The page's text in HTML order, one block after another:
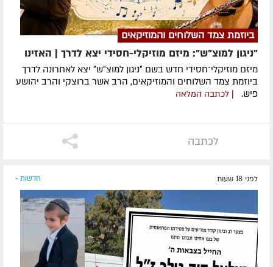
ביוזמת צמד השלוחים והמוזיקאים
"ניגון למוצ"ש": מיזם מוזיקלי-חסידי יצא לדרך | האזינו
מיזם מוזיקלי־חסידי חדש בשם ״ניגון למוצ״ש״ יצא לאחרונה לדרך
ביוזמת צמד השלוחים והמוזיקאים, הרב אשר ברוצקי והרב יהושע
פיש.
| לכתבה המלאה
לכתבה
לפני 18 שעות חדשות »